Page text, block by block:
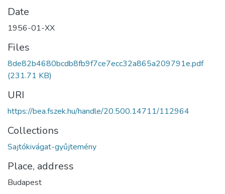
Date
1956-01-XX
Files
8de82b4680bcdb8fb9f7ce7ecc32a865a209791e.pdf
(231.71 KB)
URI
https://bea.fszek.hu/handle/20.500.14711/112964
Collections
Sajtókivágat-gyűjtemény
Place, address
Budapest